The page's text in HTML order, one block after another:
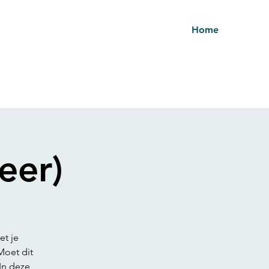
Home
je
dit
deze